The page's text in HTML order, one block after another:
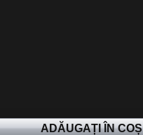
ADĂUGAȚI ÎN COȘ